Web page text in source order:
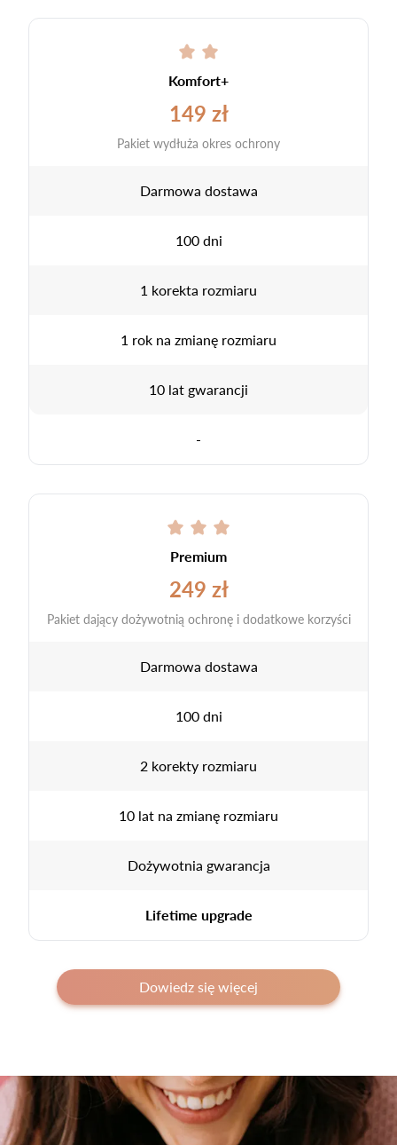
Komfort+
149 zł
Pakiet wydłuża okres ochrony
Darmowa dostawa
100 dni
1 korekta rozmiaru
1 rok na zmianę rozmiaru
10 lat gwarancji
-
Premium
249 zł
Pakiet dający dożywotnią ochronę i dodatkowe korzyści
Darmowa dostawa
100 dni
2 korekty rozmiaru
10 lat na zmianę rozmiaru
Dożywotnia gwarancja
Lifetime upgrade
Dowiedz się więcej